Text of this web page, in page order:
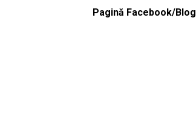
Pagină Facebook/Blog